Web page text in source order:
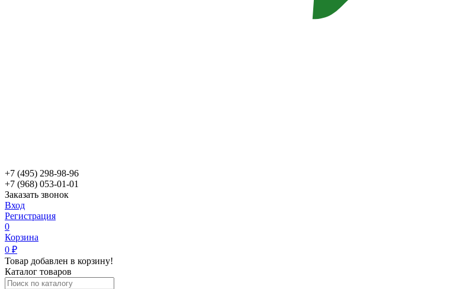
+7 (495) 298-98-96
+7 (968) 053-01-01
Заказать звонок
Вход
Регистрация
0
Корзина
0 ₽
Товар добавлен в корзину!
Каталог товаров